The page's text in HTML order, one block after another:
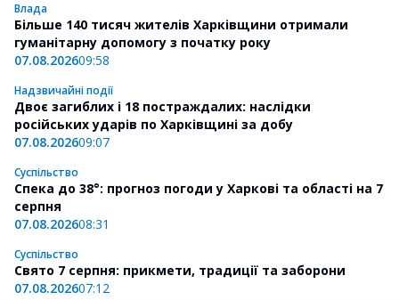
Влада
Більше 140 тисяч жителів Харківщини отримали
гуманітарну допомогу з початку року
07.08.202609:58
Надзвичайні події
Двоє загиблих і 18 постраждалих: наслідки
російських ударів по Харківщині за добу
07.08.202609:07
Суспільство
Спека до 38°: прогноз погоди у Харкові та області на 7
серпня
07.08.202608:31
Суспільство
Свято 7 серпня: прикмети, традиції та заборони
07.08.202607:12